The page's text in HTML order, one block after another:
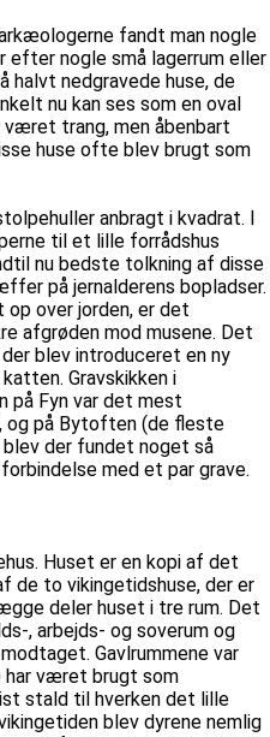
fandt man nogle
nogle små lagerrum eller
halvt nedgravede huse, de
nu kan ses som en oval
været trang, men åbenbart
huse ofte blev brugt som
anbragt i kvadrat. I
til et lille forrådshus
nu bedste tolkning af disse
på jernalderens bopladser.
op over jorden, er det
afgrøden mod musene. Det
blev introduceret en ny
Gravskikken i
på Fyn var det mest
og på Bytoften (de fleste
der fundet noget så
med et par grave.
Huset er en kopi af det
de to vikingetidshuse, der er
deler huset i tre rum. Det
, arbejds- og soverum og
Gavlrummene var
har været brugt som
stald til hverken det lille
blev dyrene nemlig